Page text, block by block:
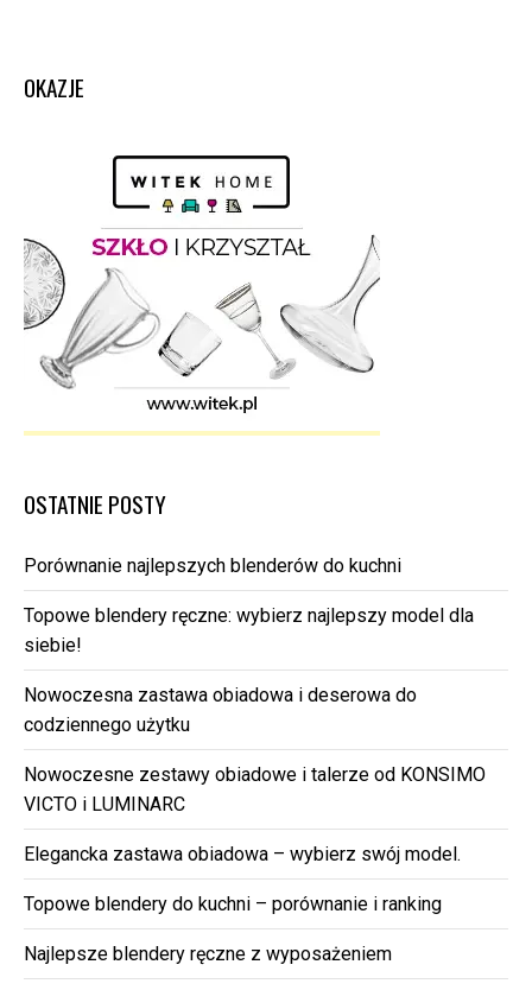
OKAZJE
OSTATNIE POSTY
Porównanie najlepszych blenderów do kuchni
Topowe blendery ręczne: wybierz najlepszy model dla
siebie!
Nowoczesna zastawa obiadowa i deserowa do
codziennego użytku
Nowoczesne zestawy obiadowe i talerze od KONSIMO
VICTO i LUMINARC
Elegancka zastawa obiadowa – wybierz swój model.
Topowe blendery do kuchni – porównanie i ranking
Najlepsze blendery ręczne z wyposażeniem